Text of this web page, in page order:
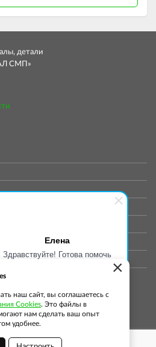
Елена
Здравствуйте! Готова помочь
детали
СМП»
115419, Город Москва,
Донской, ул
помещ. 12/5
×
наш сайт, вы соглашаетесь с
Cookies. Это файлы в
нам сделать ваш опыт
удобнее.